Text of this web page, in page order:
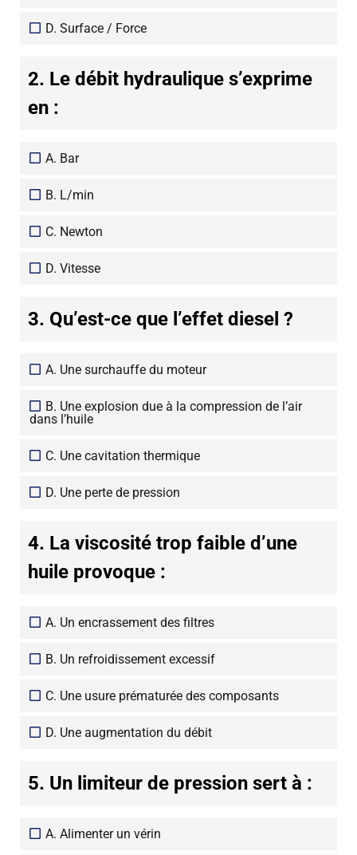
D. Surface / Force
2. Le débit hydraulique s’exprime
en :
A. Bar
B. L/min
C. Newton
D. Vitesse
3. Qu’est-ce que l’effet diesel ?
A. Une surchauffe du moteur
B. Une explosion due à la compression de l’air
dans l’huile
C. Une cavitation thermique
D. Une perte de pression
4. La viscosité trop faible d’une
huile provoque :
A. Un encrassement des filtres
B. Un refroidissement excessif
C. Une usure prématurée des composants
D. Une augmentation du débit
5. Un limiteur de pression sert à :
A. Alimenter un vérin